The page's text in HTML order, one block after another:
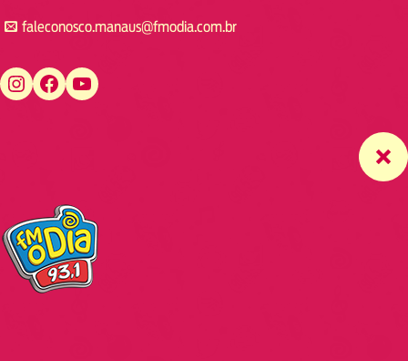
faleconosco.manaus@fmodia.com.br
https://www.instagram.com/fmodiamanaus/ https://www.facebook.com/fmodiamanaus https://www.youtube.com/user/radiofmodia